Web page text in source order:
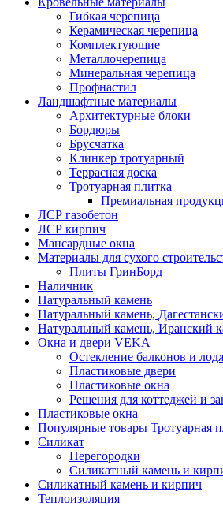
Гибкая черепица
Керамическая черепица
Комплектующие
Металлочерепица
Минеральная черепица
Профнастил
Ландшафтные материалы
Архитектурные блоки
Бордюры
Брусчатка
Клинкер тротуарный
Террасная доска
Тротуарная плитка
Премиальная
ЛСР газобетон
ЛСР кирпич
Мансардные окна
Материалы для сухого
Плиты ГринБорд
Наличник
Натуральный камень
Натуральный камень,
Натуральный камень, Иранский
Окна и двери VEKA
Остекление балконов и
Пластиковые двери
Пластиковые окна
Решения для коттеджей и
Пластиковые окна
Популярные товары Тротуарная
Силикат
Перегородки
Силикатный камень и
Силикатный камень и кирпич
Теплоизоляция